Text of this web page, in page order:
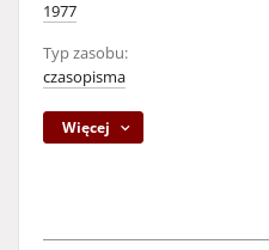
1977
Typ zasobu:
czasopisma
Więcej